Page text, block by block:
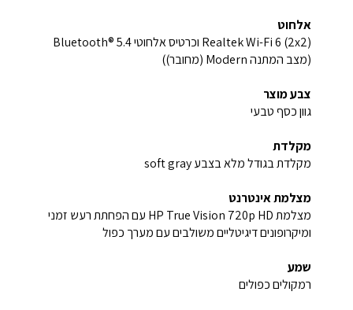
אלחוט
Realtek Wi-Fi 6 (2x2) וכרטיס אלחוטי Bluetooth® 5.4
(מצב המתנה Modern (מחובר))
צבע מוצר
גוון כסף טבעי
מקלדת
מקלדת בגודל מלא בצבע soft gray
מצלמת אינטרנט
מצלמת HP True Vision 720p HD עם הפחתת רעש זמני
ומיקרופונים דיגיטליים משולבים עם מערך כפול
שמע
רמקולים כפולים